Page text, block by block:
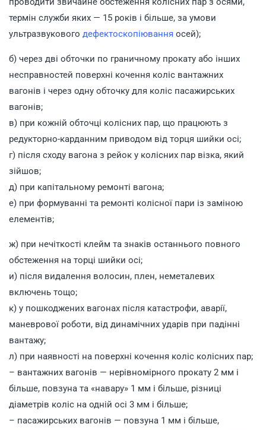
термін служби яких — 15 років і більше, за умови
ультразвукового дефектоскопіювання осей);
б) через дві обточки по граничному прокату або інших
несправностей поверхні кочення коліс вантажних
вагонів і через одну обточку для коліс пасажирських
вагонів;
в) при кожній обточці колісних пар, що працюють з
редукторно-карданним приводом від торця шийки осі;
г) після сходу вагона з рейок у колісних пар візка, який
зійшов;
д) при капітальному ремонті вагона;
е) при формуванні та ремонті колісної пари із заміною
елементів;
ж) при нечіткості клейм та знаків останнього повного
обстеження на торці шийки осі;
и) після видалення волосин, плен, неметалевих
включень тощо;
к) у пошкоджених вагонах після катастрофи, аварії,
маневрової роботи, від динамічних ударів при падінні
вантажу;
л) при наявності на поверхні кочення коліс колісних пар;
– вантажних вагонів — нерівномірного прокату 2 мм і
більше, повзуна та «навару» 1 мм і більше, різниці
діаметрів коліс на одній осі 3 мм і більше;
– пасажирських вагонів — повзуна 1 мм і більше,